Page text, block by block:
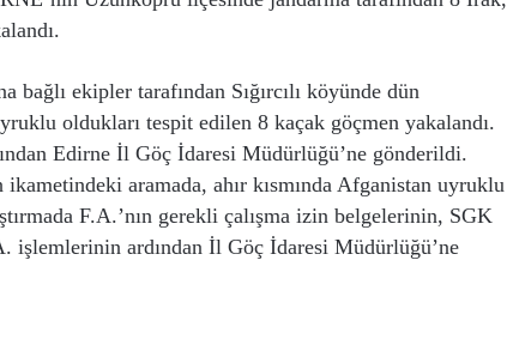
bağlı ekipler tarafından Sığırcılı köyünde dün
oldukları tespit edilen 8 kaçak göçmen yakalandı.
Edirne İl Göç İdaresi Müdürlüğü’ne gönderildi.
aramada, ahır kısmında Afganistan uyruklu
F.A.’nın gerekli çalışma izin belgelerinin, SGK
işlemlerinin ardından İl Göç İdaresi Müdürlüğü’ne